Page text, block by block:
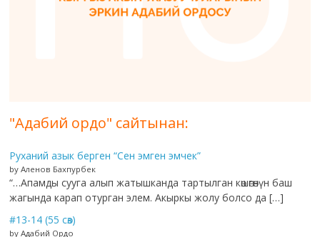
"Адабий ордо" сайтынан:
Руханий азык берген “Сен эмген эмчек”
by Аленов Бахпурбек
“…Апамды сууга алып жатышканда тартылган көшөгөнүн баш
жагында карап отурган элем. Акыркы жолу болсо да […]
#13-14 (55 сөз)
by Адабий Ордо